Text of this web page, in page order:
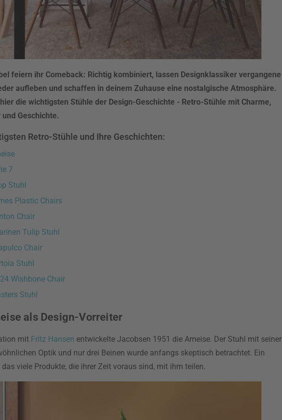
feiern ihr Comeback: Richtig kombiniert, lassen Designklassiker vergangene
aufleben und schaffen in deinem Zuhause eine nostalgische Atmosphäre.
die wichtigsten Stühle der Design-Geschichte - Retro-Stühle mit Charme,
Geschichte.
Retro-Stühle und Ihre Geschichten:
7
Stuhl
Plastic Chairs
Chair
Tulip Stuhl
Chair
Stuhl
Wishbone Chair
Stuhl
als Design-Vorreiter
mit Fritz Hansen entwickelte Jacobsen 1951 die Ameise. Der Stuhl mit seiner
Optik und nur drei Beinen wurde anfangs skeptisch betrachtet. Ein
das viele Produkte, die ihrer Zeit voraus sind, mit ihm teilen.